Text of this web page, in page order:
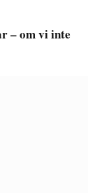
– om vi inte